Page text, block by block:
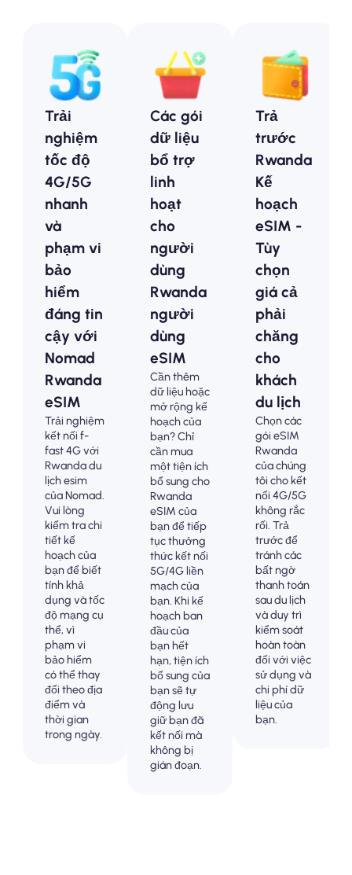
Trải
nghiệm
tốc độ
4G/5G
nhanh
và
phạm vi
bảo
hiểm
đáng tin
cậy với
Nomad
Rwanda
eSIM
Trải nghiệm
kết nối f-
fast 4G với
Rwanda du
lịch esim
của Nomad.
Vui lòng
kiểm tra chi
tiết kế
hoạch của
bạn để biết
tính khả
dụng và tốc
độ mạng cụ
thể, vì
phạm vi
bảo hiểm
có thể thay
đổi theo địa
điểm và
thời gian
trong ngày.
Các gói
dữ liệu
bổ trợ
linh
hoạt
cho
người
dùng
Rwanda
người
dùng
eSIM
Cần thêm
dữ liệu hoặc
mở rộng kế
hoạch của
bạn? Chỉ
cần mua
một tiện ích
bổ sung cho
Rwanda
eSIM của
bạn để tiếp
tục thưởng
thức kết nối
5G/4G liền
mạch của
bạn. Khi kế
hoạch ban
đầu của
bạn hết
hạn, tiện ích
bổ sung của
bạn sẽ tự
động lưu
giữ bạn đã
kết nối mà
không bị
gián đoạn.
Trả
trước
Rwanda
Kế
hoạch
eSIM -
Tùy
chọn
giá cả
phải
chăng
cho
khách
du lịch
Chọn các
gói eSIM
Rwanda
của chúng
tôi cho kết
nối 4G/5G
không rắc
rối. Trả
trước để
tránh các
bất ngờ
thanh toán
sau du lịch
và duy trì
kiểm soát
hoàn toàn
đối với việc
sử dụng và
chi phí dữ
liệu của
bạn.